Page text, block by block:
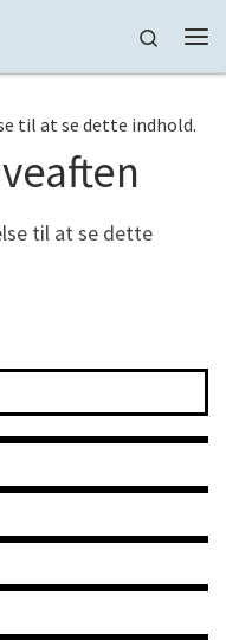
Search
til at se dette indhold.
til at se dette